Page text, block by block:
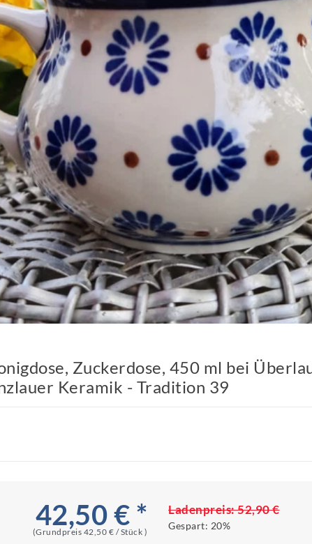
Zuckerdose, 450 ml bei
Keramik - Tradition 39
42,50 € *
(Grundpreis 42,50 € / Stück )
Ladenpreis:52,90 €
Gespart: 20%